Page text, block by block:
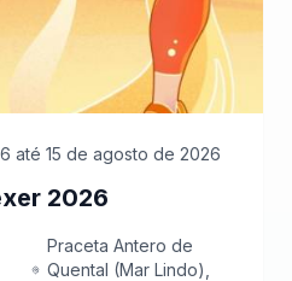
até 15 de agosto de 2026
2026
Praceta Antero de
Quental (Mar Lindo),